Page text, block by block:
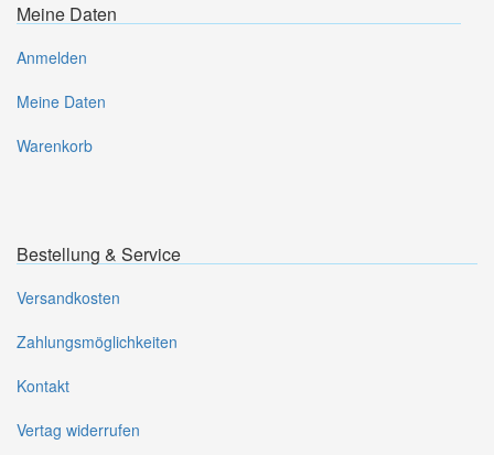
Meine Daten
Anmelden
Meine Daten
Warenkorb
Bestellung & Service
Versandkosten
Zahlungsmöglichkeiten
Kontakt
Vertag widerrufen